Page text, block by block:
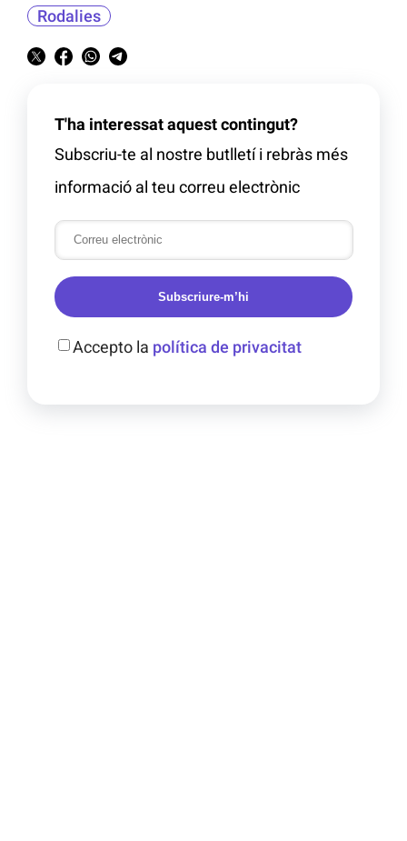
Rodalies
T'ha interessat aquest contingut?
Subscriu-te al nostre butlletí i rebràs més
informació al teu correu electrònic
Subscriure-m’hi
Accepto la política de privacitat